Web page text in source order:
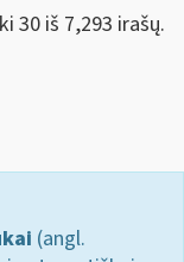
30 iš 7,293 irašų.
(angl.